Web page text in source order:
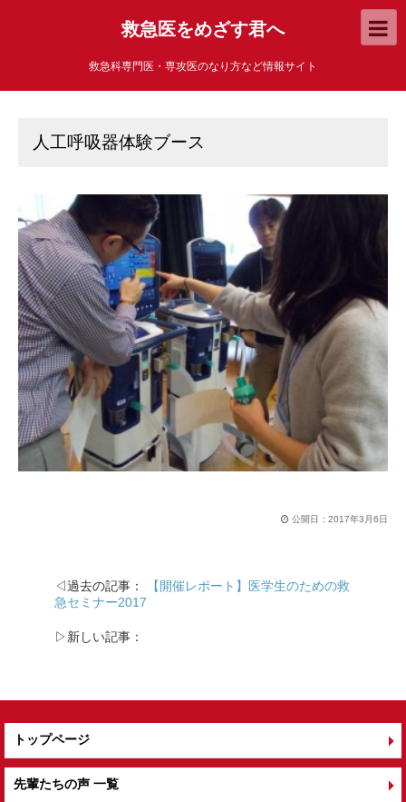
救急医をめざす君へ
救急科専門医・専攻医のなり方など情報サイト
人工呼吸器体験ブース
公開日： 2017年3月6日
◁過去の記事：
【開催レポート】医学生のための救
急セミナー2017
▷新しい記事：
トップページ
先輩たちの声 一覧